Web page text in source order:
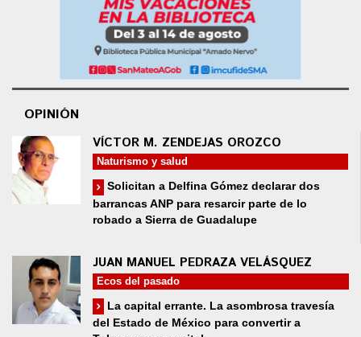
OPINIÓN
VÍCTOR M. ZENDEJAS OROZCO
Naturismo y salud
Solicitan a Delfina Gómez declarar dos
barrancas ANP para resarcir parte de lo
robado a Sierra de Guadalupe
JUAN MANUEL PEDRAZA VELÁSQUEZ
Ecos del pasado
La capital errante. La asombrosa travesía
del Estado de México para convertir a